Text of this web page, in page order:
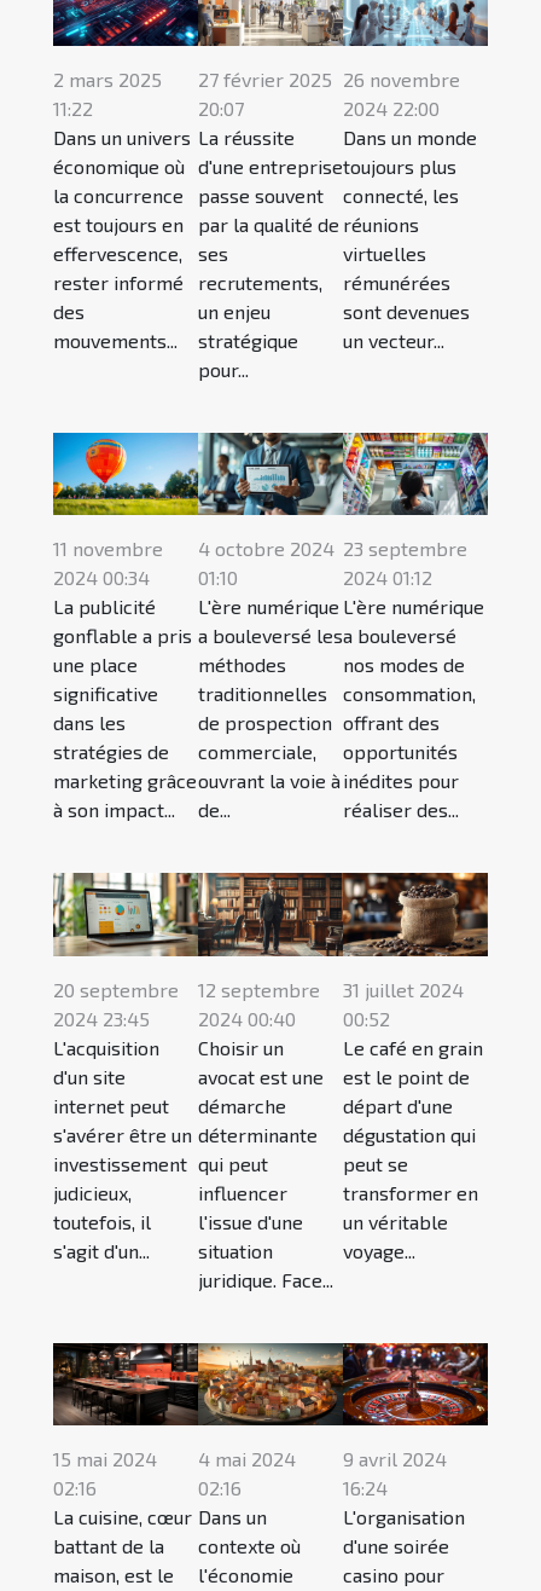
2 mars 2025
11:22
Dans un univers
économique où
la concurrence
est toujours en
effervescence,
rester informé
des
mouvements...
27 février 2025
20:07
La réussite
d'une entreprise
passe souvent
par la qualité de
ses
recrutements,
un enjeu
stratégique
pour...
26 novembre
2024 22:00
Dans un monde
toujours plus
connecté, les
réunions
virtuelles
rémunérées
sont devenues
un vecteur...
11 novembre
2024 00:34
La publicité
gonflable a pris
une place
significative
dans les
stratégies de
marketing grâce
à son impact...
4 octobre 2024
01:10
L'ère numérique
a bouleversé les
méthodes
traditionnelles
de prospection
commerciale,
ouvrant la voie à
de...
23 septembre
2024 01:12
L'ère numérique
a bouleversé
nos modes de
consommation,
offrant des
opportunités
inédites pour
réaliser des...
20 septembre
2024 23:45
L'acquisition
d'un site
internet peut
s'avérer être un
investissement
judicieux,
toutefois, il
s'agit d'un...
12 septembre
2024 00:40
Choisir un
avocat est une
démarche
déterminante
qui peut
influencer
l'issue d'une
situation
juridique. Face...
31 juillet 2024
00:52
Le café en grain
est le point de
départ d'une
dégustation qui
peut se
transformer en
un véritable
voyage...
15 mai 2024
02:16
La cuisine, cœur
battant de la
maison, est le
4 mai 2024
02:16
Dans un
contexte où
l'économie
9 avril 2024
16:24
L'organisation
d'une soirée
casino pour